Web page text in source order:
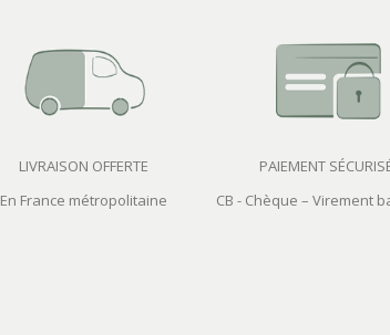
LIVRAISON OFFERTE
En France métropolitaine
PAIEMENT
CB - Chèque – Virement